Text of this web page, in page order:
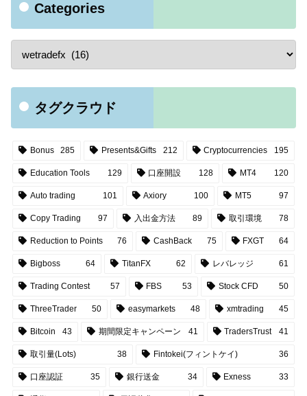
Categories
タグクラウド
Bonus 285 Presents&Gifts 212 Cryptocurrencies 195
Education Tools 129 口座開設 128 MT4 120
Auto trading 101 Axiory 100 MT5 97
Copy Trading 97 入出金方法 89 取引環境 78
Reduction to Points 76 CashBack 75 FXGT 64
Bigboss 64 TitanFX 62 レバレッジ 61
Trading Contest 57 FBS 53 Stock CFD 50
ThreeTrader 50 easymarkets 48 xmtrading 45
Bitcoin 43 期間限定キャンペーン 41 TradersTrust 41
取引量(Lots) 38 Fintokei(フィントケイ) 36
口座認証 35 銀行送金 34 Exness 33